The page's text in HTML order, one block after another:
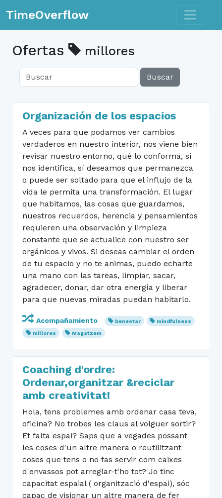
TimeOverflow Toggle
Ofertas millores
Buscar
Organización de los espacios
A veces para que podamos ver cambios
verdaderos en nuestro interior, nos viene bien
revisar nuestro entorno, qué lo conforma, si
nos identifica, sí deseamos que permanezca
o puede ser soltado para que el influjo de la
vida le permita una transformación. El lugar
que habitamos, las cosas que guardamos,
nuestros recuerdos, herencia y pensamientos
requieren una observación y limpieza
constante que se actualice con nuestro ser
orgánicos y vivos. Si deseas cambiar el orden
de tu espacio y no te animas, puedo echarte
una mano con las tareas, limpiar, sacar,
agradecer, donar, dar otra energía y liberar
para que nuevas miradas puedan habitarlo.
Acompañamiento benestar
mindfulness
millores
Magatzem
Coaching d'ordre:
Ordenar,organitzar &reciclar
amb creativitat!
Hola, tens problemes amb ordenar casa teva,
oficina? No trobes les claus al volguer sortir?
Et falta espai? Saps que a vegades possant
les coses d'un altre manera o reutilitzant
coses que tens o no fas servir com caixes
d'envassos pot arreglar-t'ho tot? Jo tinc
capacitat espaial ( organització d'espai), sóc
capaç de visionar un altre manera de fer